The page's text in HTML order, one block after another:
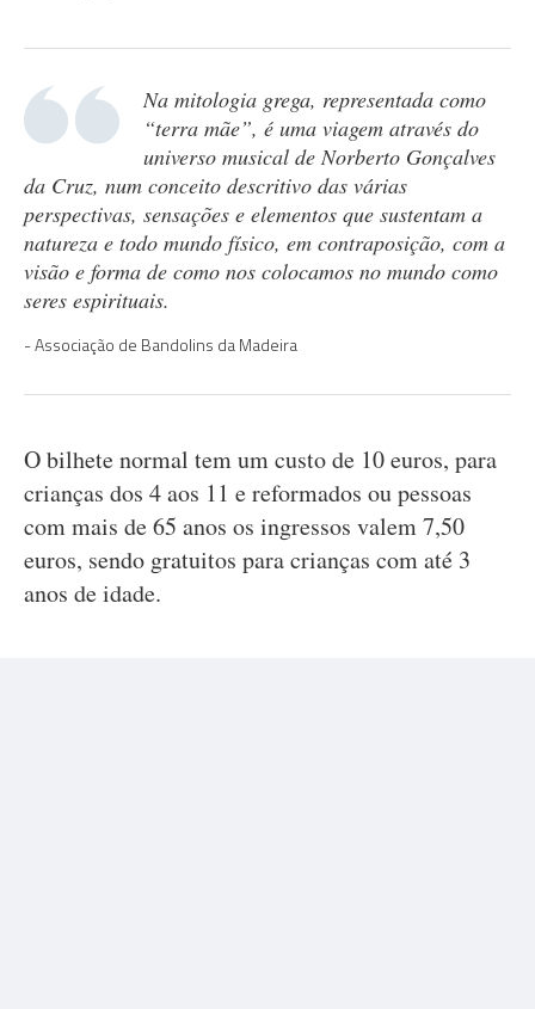
Na mitologia grega, representada como
“terra mãe”, é uma viagem através do
universo musical de Norberto Gonçalves
da Cruz, num conceito descritivo das várias
perspectivas, sensações e elementos que sustentam a
natureza e todo mundo físico, em contraposição, com a
visão e forma de como nos colocamos no mundo como
seres espirituais.
Associação de Bandolins da Madeira
O bilhete normal tem um custo de 10 euros, para
crianças dos 4 aos 11 e reformados ou pessoas
com mais de 65 anos os ingressos valem 7,50
euros, sendo gratuitos para crianças com até 3
anos de idade.